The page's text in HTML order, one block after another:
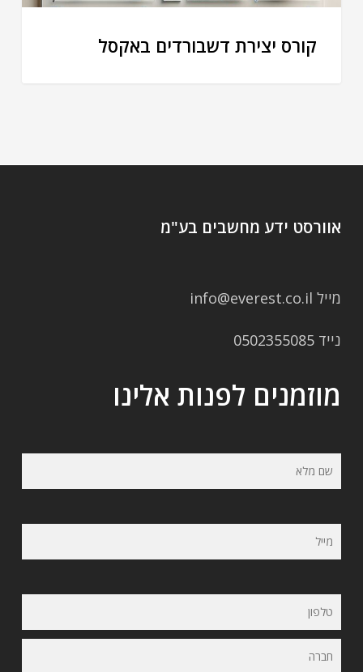
קורס יצירת דשבורדים באקסל
אוורסט ידע מחשבים בע"מ
מייל info@everest.co.il
נייד 0502355085
מוזמנים לפנות אלינו